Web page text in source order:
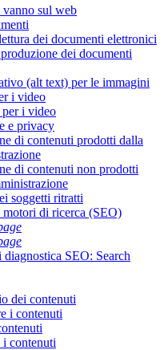
sul web
dei documenti elettronici
dei documenti
(alt text) per le immagini
i video
i video
e privacy
di contenuti prodotti dalla
di contenuti non prodotti
soggetti ritratti
di ricerca (SEO)
SEO: Search
dei contenuti
i contenuti
contenuti